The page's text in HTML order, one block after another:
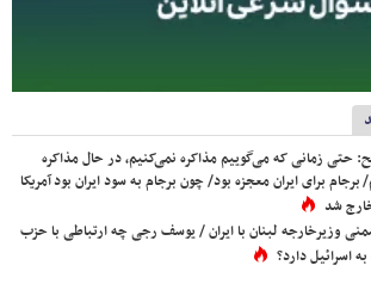
حتی زمانی که می‌گوییم مذاکره نمی‌کنیم، در حال مذاکره
برای ایران معجزه بود/ چون برجام به سود ایران بود آمریکا
شد
وزیرخارجه لبنان با ایران / یوسف رجی چه ارتباطی با حزب
اسرائیل دارد؟